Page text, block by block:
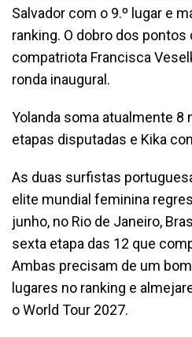
Salvador com o 9.º lugar e
ranking. O dobro dos
compatriota Francisca
ronda inaugural.
Yolanda soma atualmente
etapas disputadas e Kika
As duas surfistas
elite mundial feminina
junho, no Rio de Janeiro,
sexta etapa das 12 que
Ambas precisam de um
lugares no ranking e
o World Tour 2027.